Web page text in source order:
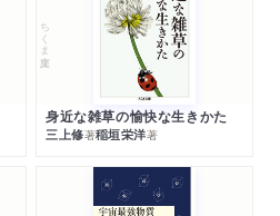
ちくま文庫
身近な雑草の愉快な生きかた
三上修著稲垣栄洋著